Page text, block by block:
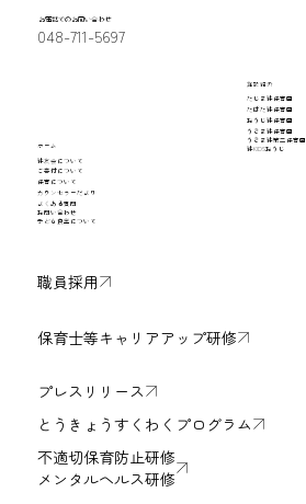
施設紹介
​たじま絆保育園
​たばた絆保育園
おうじ絆保育園
うきま絆保育園
うきま絆第二保育園
絆KIDSおうじ
お電話でのお問い合わせ
048-711-5697
ホーム
​絆友会について
ご寄付について
保育について
​カウンセラーだより
よくある質問
お問い合わせ
子ども食堂について
職員採用
保育士等キャリアアップ研修
プレスリリース
とうきょうすくわくプログラム
不適切保育防止研修
メンタルヘルス研修